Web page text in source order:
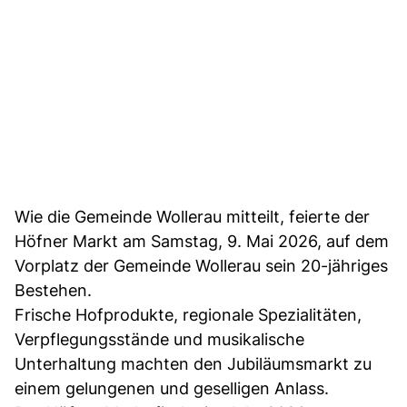
Wie die Gemeinde Wollerau mitteilt, feierte der
Höfner Markt am Samstag, 9. Mai 2026, auf dem
Vorplatz der Gemeinde Wollerau sein 20-jähriges
Bestehen.
Frische Hofprodukte, regionale Spezialitäten,
Verpflegungsstände und musikalische
Unterhaltung machten den Jubiläumsmarkt zu
einem gelungenen und geselligen Anlass.